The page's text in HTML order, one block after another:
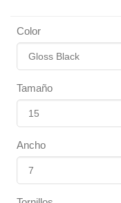
Color
Tamaño
Ancho